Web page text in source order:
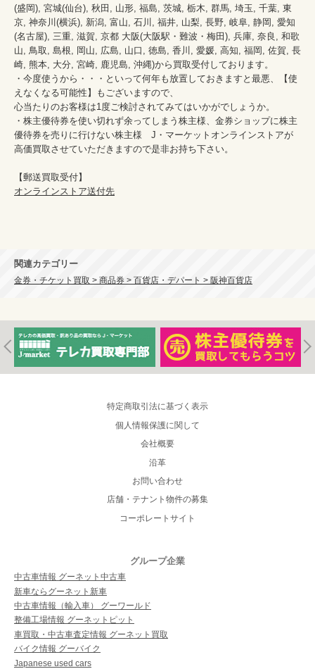
(盛岡), 宮城(仙台), 秋田, 山形, 福島, 茨城, 栃木, 群馬, 埼玉, 千葉, 東
京, 神奈川(横浜), 新潟, 富山, 石川, 福井, 山梨, 長野, 岐阜, 静岡, 愛知
(名古屋), 三重, 滋賀, 京都 大阪(大阪駅・難波・梅田), 兵庫, 奈良, 和歌
山, 鳥取, 島根, 岡山, 広島, 山口, 徳島, 香川, 愛媛, 高知, 福岡, 佐賀, 長
崎, 熊本, 大分, 宮崎, 鹿児島, 沖縄)から買取受付しております。
・今度使うから・・・といって何年も放置しておきますと最悪、【使
えなくなる可能性】もございますので、
心当たりのお客様は1度ご検討されてみてはいかがでしょうか。
・株主優待券を使い切れず余ってしまう株主様、金券ショップに株主
優待券を売りに行けない株主様　J・マーケットオンラインストアが
高価買取させていただきますので是非お持ち下さい。
オンラインストア送付先
関連カテゴリー
金券・チケット買取 > 商品券 > 百貨店・デパート > 阪神百貨店
特定商取引法に基づく表示
個人情報保護に関して
会社概要
沿革
お問い合わせ
店舗・テナント物件の募集
コーポレートサイト
グループ企業
中古車情報 グーネット中古車
新車ならグーネット新車
中古車情報（輸入車） グーワールド
整備工場情報 グーネットピット
車買取・中古車査定情報 グーネット買取
バイク情報 グーバイク
Japanese used cars